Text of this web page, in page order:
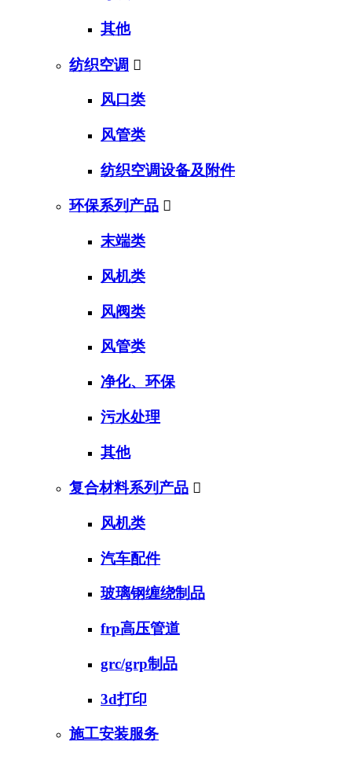
其他
纺织空调 
风口类
风管类
纺织空调设备及附件
环保系列产品 
末端类
风机类
风阀类
风管类
净化、环保
污水处理
其他
复合材料系列产品 
风机类
汽车配件
玻璃钢缠绕制品
frp高压管道
grc/grp制品
3d打印
施工安装服务